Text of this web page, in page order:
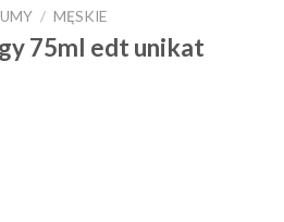
/ MĘSKIE
75ml edt unikat